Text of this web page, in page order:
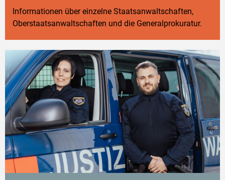
Informationen über einzelne Staatsanwaltschaften,
Oberstaatsanwaltschaften und die Generalprokuratur.